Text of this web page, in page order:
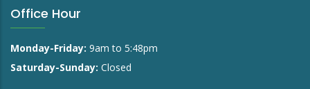
Office Hour
Monday-Friday: 9am to 5:48pm
Saturday-Sunday: Closed